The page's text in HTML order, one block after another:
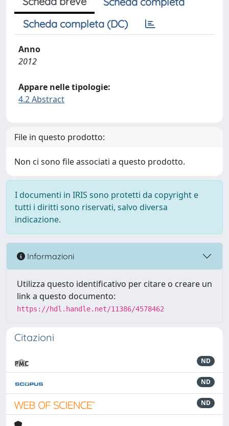
Scheda completa (DC)
Anno
2012
Appare nelle tipologie:
4.2 Abstract
File in questo prodotto:
Non ci sono file associati a questo prodotto.
I documenti in IRIS sono protetti da copyright e
tutti i diritti sono riservati, salvo diversa
indicazione.
Informazioni
Utilizza questo identificativo per citare o creare un
link a questo documento:
https://hdl.handle.net/11386/4578462
Citazioni
ND
ND
ND